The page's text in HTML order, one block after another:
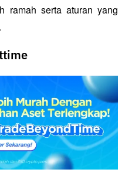
ramah serta aturan yang